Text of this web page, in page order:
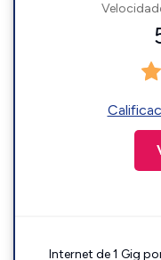
Internet de 1 Gig